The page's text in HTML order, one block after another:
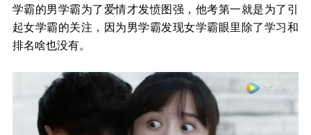
学霸的男学霸为了爱情才发愤图强，他考第一就是为了引
起女学霸的关注，因为男学霸发现女学霸眼里除了学习和
排名啥也没有。